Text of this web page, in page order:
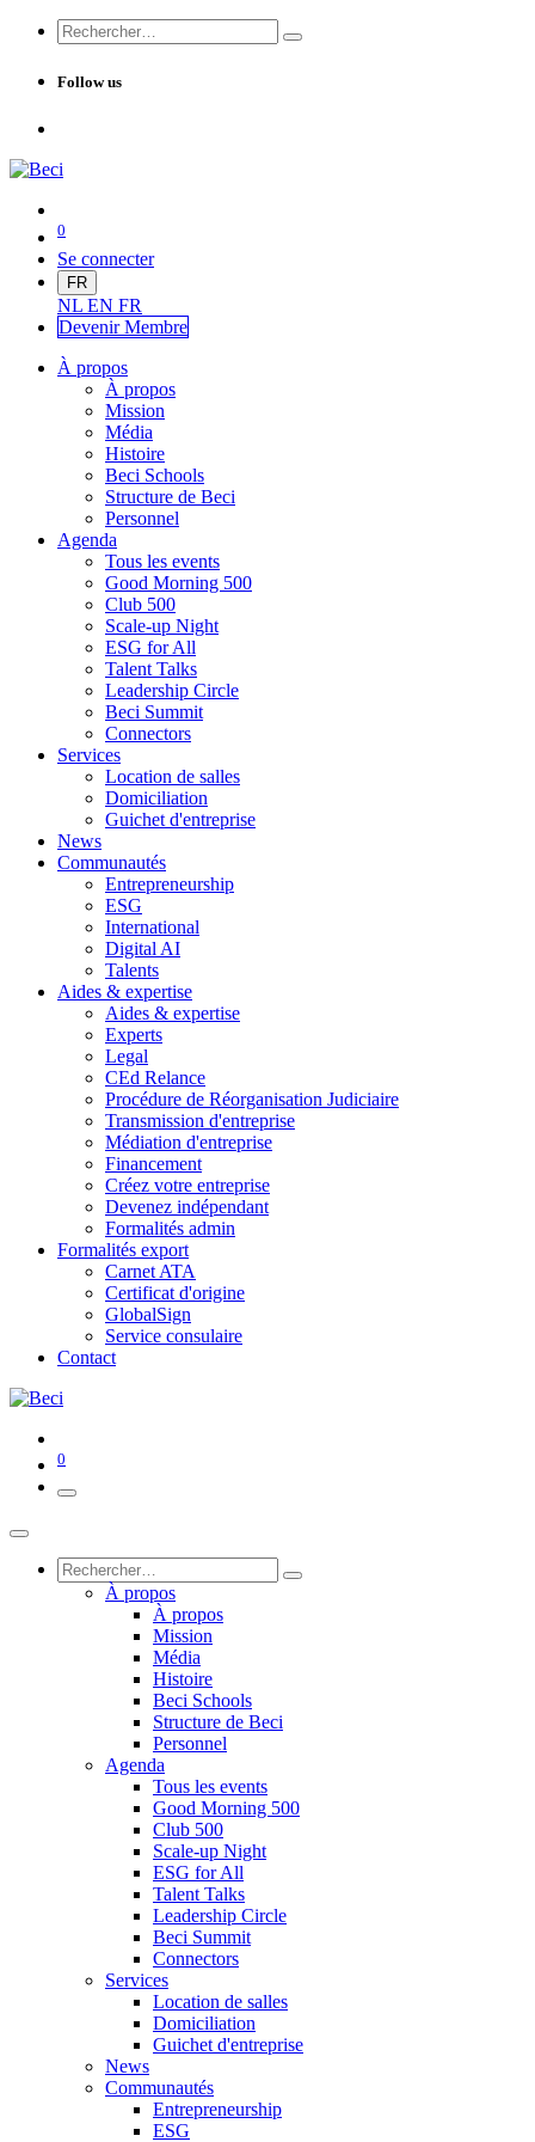
Follow us
0
Se connecter
FR
NL EN FR
Devenir Membre
À propos
À propos
Mission
Média
Histoire
Beci Schools
Structure de Beci
Personnel
Agenda
Tous les events
Good Morning 500
Club 500
Scale-up Night
ESG for All
Talent Talks
Leadership Circle
Beci Summit
Connectors
Services
Location de salles
Domiciliation
Guichet d'entreprise
News
Communautés
Entrepreneurship
ESG
International
Digital AI
Talents
Aides & expertise
Aides & expertise
Experts
Legal
CEd Relance
Procédure de Réorganisation Judiciaire
Transmission d'entreprise
Médiation d'entreprise
Financement
Créez votre entreprise
Devenez indépendant
Formalités admin
Formalités export
Carnet ATA
Certificat d'origine
GlobalSign
Service consulaire
Contact
0
À propos
À propos
Mission
Média
Histoire
Beci Schools
Structure de Beci
Personnel
Agenda
Tous les events
Good Morning 500
Club 500
Scale-up Night
ESG for All
Talent Talks
Leadership Circle
Beci Summit
Connectors
Services
Location de salles
Domiciliation
Guichet d'entreprise
News
Communautés
Entrepreneurship
ESG